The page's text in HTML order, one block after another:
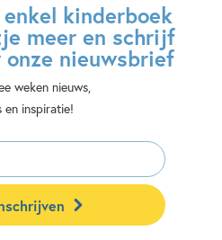
kinderboek
meer en schrijf
onze nieuwsbrief
weken nieuws,
en inspiratie!